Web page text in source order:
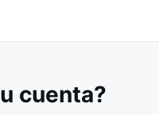
cuenta?